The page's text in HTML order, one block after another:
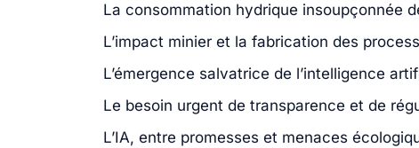
La consommation hydrique insoupçonnée
L’impact minier et la fabrication des
L’émergence salvatrice de l’intelligence
Le besoin urgent de transparence et de
L’IA, entre promesses et menaces